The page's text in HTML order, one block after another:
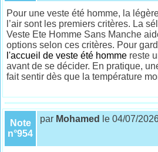
Pour une veste été homme, la
l’air sont les premiers critères. La
Veste Ete Homme Sans Manche
options selon ces critères. Pour
l'accueil de veste été homme reste
avant de se décider. En pratique,
fait sentir dès que la température
Note
n°954
par Mohamed le 04/07/